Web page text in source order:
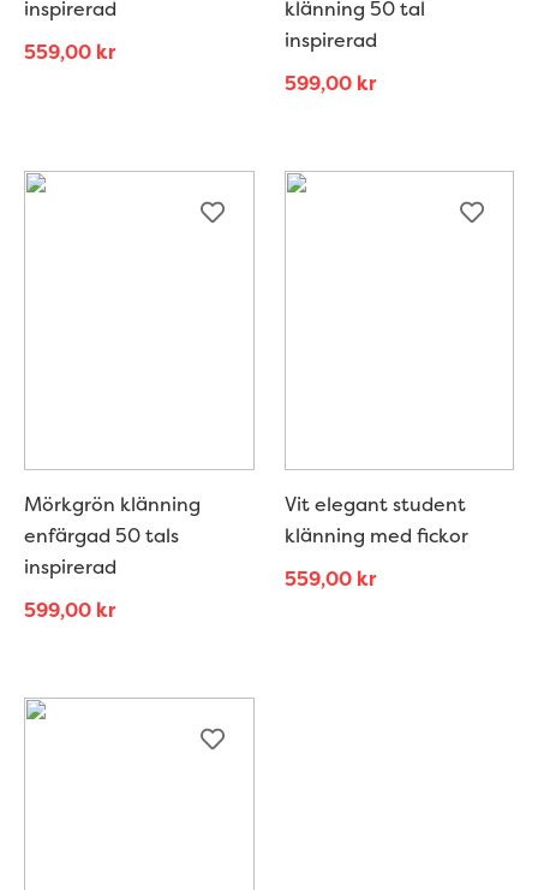
inspirerad
559,00 kr
klänning 50 tal
inspirerad
599,00 kr
Mörkgrön klänning
enfärgad 50 tals
inspirerad
599,00 kr
Vit elegant student
klänning med fickor
559,00 kr